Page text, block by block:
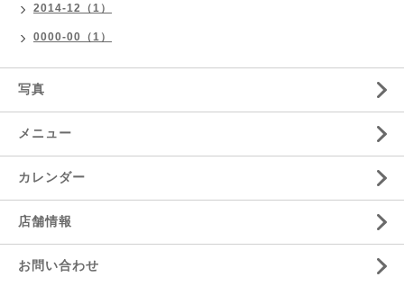
2014-12（1）
0000-00（1）
写真
メニュー
カレンダー
店舗情報
お問い合わせ